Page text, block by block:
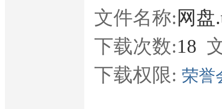
文件名称: 网
下载次数:18
下载权限: 荣誉